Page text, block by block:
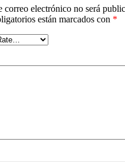
correo electrónico no será
están marcados con *